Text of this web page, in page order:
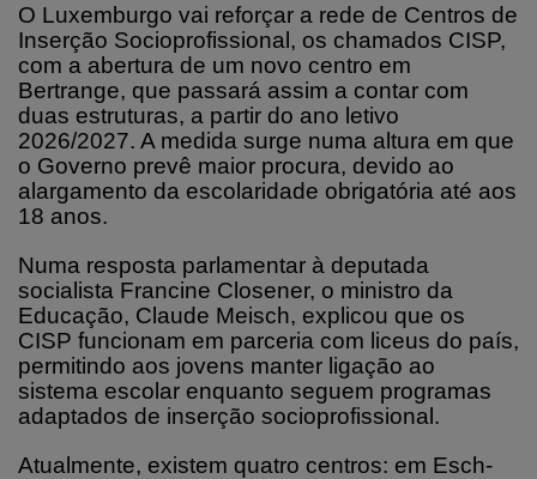
O Luxemburgo vai reforçar a rede de Centros de
Inserção Socioprofissional, os chamados CISP,
com a abertura de um novo centro em
Bertrange, que passará assim a contar com
duas estruturas, a partir do ano letivo
2026/2027. A medida surge numa altura em que
o Governo prevê maior procura, devido ao
alargamento da escolaridade obrigatória até aos
18 anos.
Numa resposta parlamentar à deputada
socialista Francine Closener, o ministro da
Educação, Claude Meisch, explicou que os
CISP funcionam em parceria com liceus do país,
permitindo aos jovens manter ligação ao
sistema escolar enquanto seguem programas
adaptados de inserção socioprofissional.
Atualmente, existem quatro centros: em Esch-